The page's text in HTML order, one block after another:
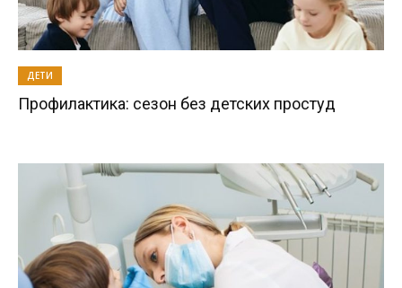
ДЕТИ
Профилактика: сезон без детских простуд